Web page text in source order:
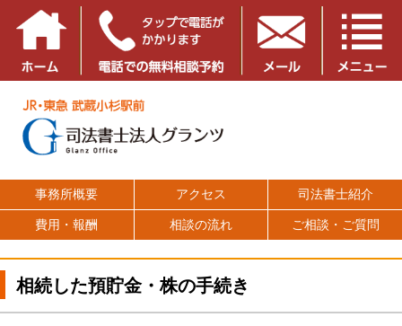
事務所概要 アクセス 司法書士紹介
費用・報酬 相談の流れ ご相談・ご質問
相続した預貯金・株の手続き